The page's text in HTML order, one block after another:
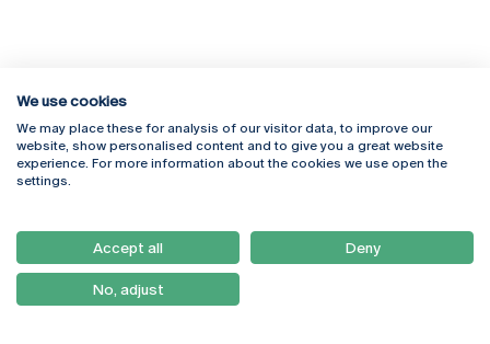
Rua Diogo Botelho 1327
4169-005 Porto
Email:artes@ucp.pt
Campus Online
We use cookies
We may place these for analysis of our visitor data, to improve our
website, show personalised content and to give you a great website
experience. For more information about the cookies we use open the
settings.
Accept all Deny
No, adjust